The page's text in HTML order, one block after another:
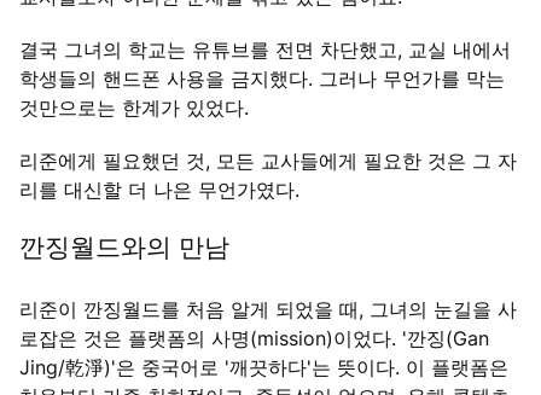
결국 그녀의 학교는 유튜브를 전면 차단했고, 교실 내에서
학생들의 핸드폰 사용을 금지했다. 그러나 무언가를 막는
것만으로는 한계가 있었다.
리준에게 필요했던 것, 모든 교사들에게 필요한 것은 그 자
리를 대신할 더 나은 무언가였다.
깐징월드와의 만남
리준이 깐징월드를 처음 알게 되었을 때, 그녀의 눈길을 사
로잡은 것은 플랫폼의 사명(mission)이었다. '깐징(Gan
Jing/乾淨)'은 중국어로 '깨끗하다'는 뜻이다. 이 플랫폼은